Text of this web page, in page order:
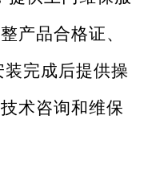
产品合格证、
装完成后提供操
术咨询和维保